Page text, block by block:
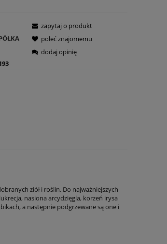
zapytaj o produkt
poleć znajomemu
dodaj opinię
ziół i roślin. Do najważniejszych
nasiona arcydzięgla, korzeń irysa
a następnie podgrzewane są one i